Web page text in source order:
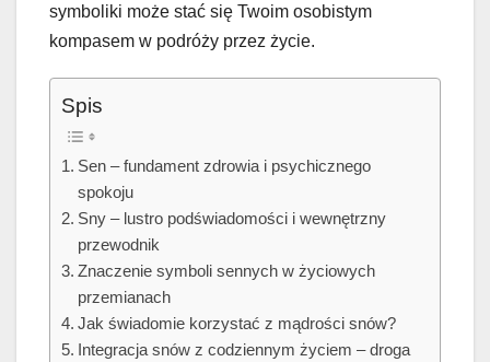
symboliki może stać się Twoim osobistym
kompasem w podróży przez życie.
Spis
Sen – fundament zdrowia i psychicznego
spokoju
Sny – lustro podświadomości i wewnętrzny
przewodnik
Znaczenie symboli sennych w życiowych
przemianach
Jak świadomie korzystać z mądrości snów?
Integracja snów z codziennym życiem – droga